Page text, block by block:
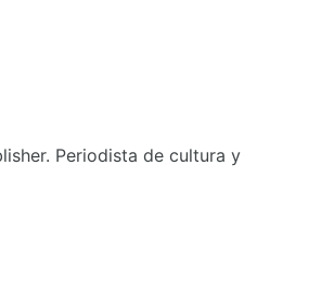
Periodista de cultura y